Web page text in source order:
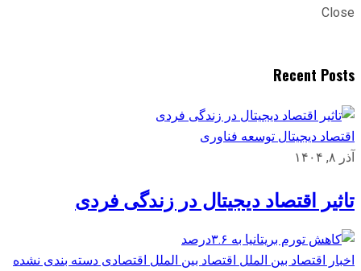
Close
Recent Posts
اقتصاد دیجیتال توسعه فناوری
آذر ۸, ۱۴۰۴
تاثیر اقتصاد دیجیتال در زندگی فردی
اخبار اقتصاد بین الملل اقتصاد بین الملل اقتصادی دسته بندی نشده